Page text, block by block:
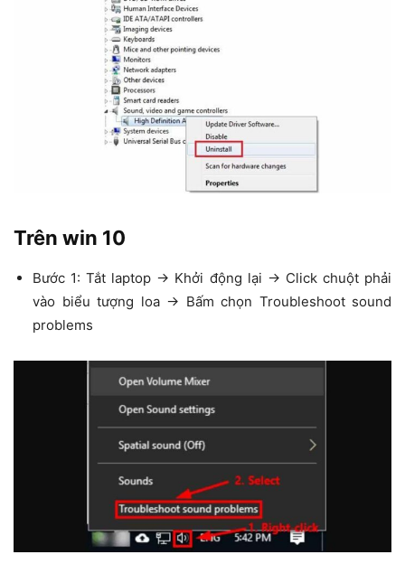
Trên win 10
Bước 1: Tắt laptop → Khởi động lại → Click chuột phải
vào biểu tượng loa → Bấm chọn Troubleshoot sound
problems